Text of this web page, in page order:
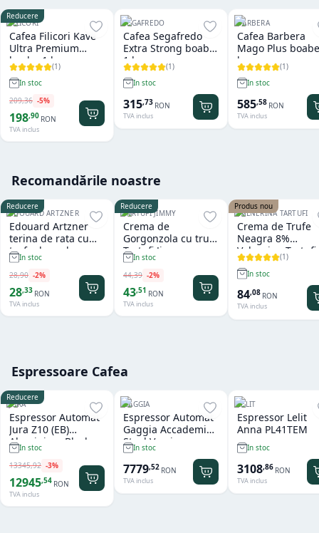
Reducere
FILICORI
Cafea Filicori Kave
Ultra Premium
boabe 1 kg
(1)
In stoc
209,36 -5%
198,90 RON
TVA inclus
SEGAFREDO
Cafea Segafredo
Extra Strong boabe
1 kg
(1)
In stoc
315,73 RON
TVA inclus
BARBERA
Cafea Barbera
Mago Plus
kg
(1)
In stoc
585,58 RON
TVA inclus
Recomandările noastre
Reducere
EDOUARD ARTZNER
Edouard Artzner
terina de rata cu
trufe de padure
100g
In stoc
28,90 -2%
28,33 RON
TVA inclus
Reducere
TARTUFI JIMMY
Crema de
Gorgonzola cu trufe
Tartufi Jimmy
In stoc
44,39 -2%
43,51 RON
TVA inclus
Produs nou
VALNERINA TARTUFI
Crema de Trufe
Neagra 8%
Valnerina Tartufi
500 gr
(1)
In stoc
84,08 RON
TVA inclus
Espressoare Cafea
Reducere
JURA
Espressor Automat
Jura Z10 (EB)
Aluminium Black
In stoc
13345,92 -3%
12945,54 RON
TVA inclus
GAGGIA
Espressor Automat
Gaggia Accademia
Steel Version
In stoc
7779,52 RON
TVA inclus
LELIT
Espressor Lelit
Anna PL41TEM
In stoc
3108,86 RON
TVA inclus